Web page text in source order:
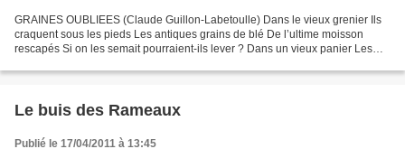
GRAINES OUBLIEES (Claude Guillon-Labetoulle) Dans le vieux grenier Ils
craquent sous les pieds Les antiques grains de blé De l’ultime moisson
rescapés Si on les semait pourraient-ils lever ? Dans un vieux panier Les
Le buis des Rameaux
Publié le 17/04/2011 à 13:45